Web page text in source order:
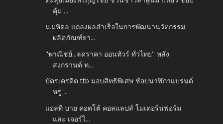
คุ้ม ...
ม.มหิดล แถลงผลสำเร็จในการพัฒนานวัตกรรม
ผลิตภัณฑ์ยา...
"พาณิชย์...ลดราคา ออนทัวร์ ทั่วไทย" หลัง
สงกรานต์ ท...
บัตรเครดิต ttb มอบสิทธิพิเศษ ช้อปนาฬิกาแบรนด์
หรู ...
แอลที บาย คอตโต้ คอลแลปส์ โมเดอร์นฟอร์ม
และ เจอร์ไ...